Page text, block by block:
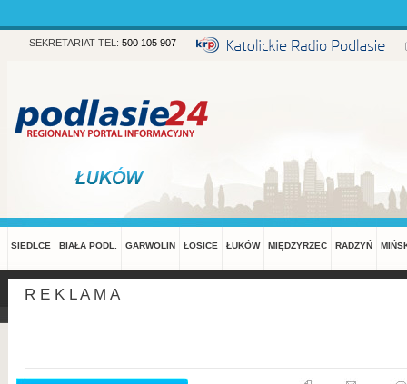
SEKRETARIAT TEL: 500 105 907
SIEDLCE BIAŁA PODL. GARWOLIN ŁOSICE ŁUKÓW MIĘDZYRZEC RADZYŃ
R E K L A M A